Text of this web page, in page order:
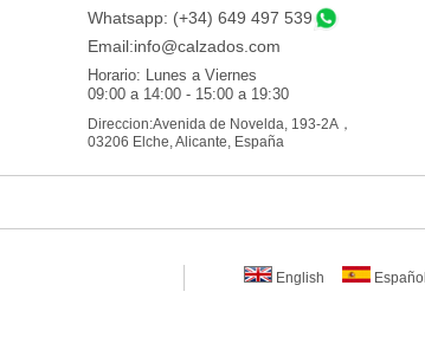
Whatsapp: (+34) 649 497 539
Email:info@calzados.com
Horario: Lunes a Viernes
09:00 a 14:00 - 15:00 a 19:30
Direccion:Avenida de Novelda, 193-2A，
03206 Elche, Alicante, España
English Español